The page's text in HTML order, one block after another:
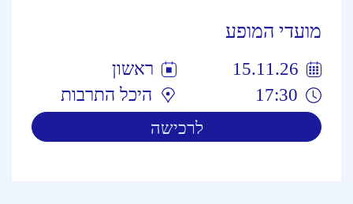
מועדי המופע
15.11.26
ראשון
17:30
היכל התרבות
לרכישה